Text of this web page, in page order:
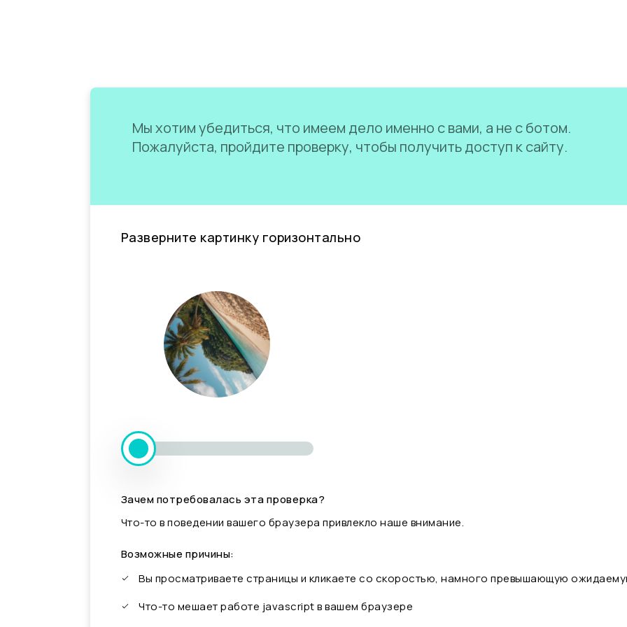
Мы хотим убедиться, что имеем дело именно с вами, а не с ботом.
Пожалуйста, пройдите проверку, чтобы получить доступ к сайту.
Разверните картинку горизонтально
Зачем потребовалась эта проверка?
Что-то в поведении вашего браузера привлекло наше внимание.
Возможные причины:
Вы просматриваете страницы и кликаете со скоростью, намного превышающую
Что-то мешает работе javascript в вашем браузере